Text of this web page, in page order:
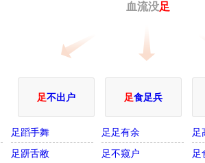
血流没足
足不出户 足食足兵
足蹈手舞 足足有余
足
足趼舌敝 足不窥户
足